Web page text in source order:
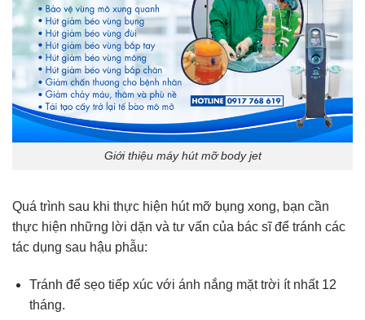
Giới thiệu máy hút mỡ body jet
Quá trình sau khi thực hiện hút mỡ bụng xong, bạn cần
thực hiện những lời dặn và tư vấn của bác sĩ để tránh các
tác dụng sau hậu phẫu:
Tránh để sẹo tiếp xúc với ánh nắng mặt trời ít nhất 12
tháng.